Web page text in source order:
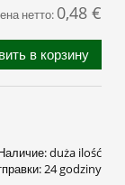
нетто: 0,48 €
в корзину
duża ilość
24 godziny